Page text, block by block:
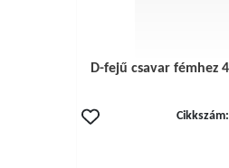
D-fejű csavar fémhez
Cikkszám: